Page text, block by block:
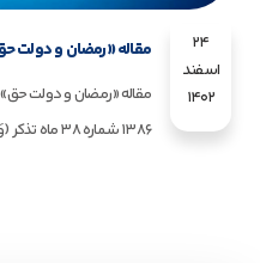
24
اسفند
1402
مقاله «رمضان و دولت
مقاله «رمضان و دولت
1386 شماره 38 ماه تذکر (وَلَقَدْ کَتَبْنَا فِی الزَّبُورِ مِن بَعْدِ الذِّکْرِ أنَّ...